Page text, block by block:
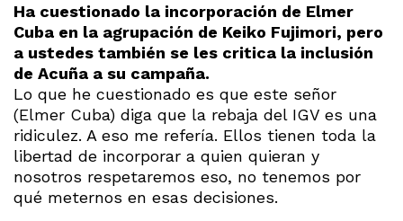
Ha cuestionado la incorporación de Elmer
Cuba en la agrupación de Keiko Fujimori, pero
a ustedes también se les critica la inclusión
de Acuña a su campaña.
Lo que he cuestionado es que este señor
(Elmer Cuba) diga que la rebaja del IGV es una
ridiculez. A eso me refería. Ellos tienen toda la
libertad de incorporar a quien quieran y
nosotros respetaremos eso, no tenemos por
qué meternos en esas decisiones.